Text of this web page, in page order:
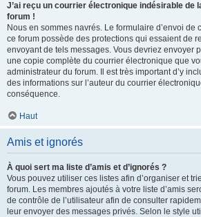
J’ai reçu un courrier électronique indésirable de
forum !
Nous en sommes navrés. Le formulaire d’envoi de
ce forum possède des protections qui essaient de
envoyant de tels messages. Vous devriez envoyer
une copie complète du courrier électronique que
administrateur du forum. Il est très important d’y
des informations sur l’auteur du courrier
conséquence.
Haut
Amis et ignorés
À quoi sert ma liste d’amis et d’ignorés ?
Vous pouvez utiliser ces listes afin d’organiser et
forum. Les membres ajoutés à votre liste d’amis
de contrôle de l’utilisateur afin de consulter
leur envoyer des messages privés. Selon le style